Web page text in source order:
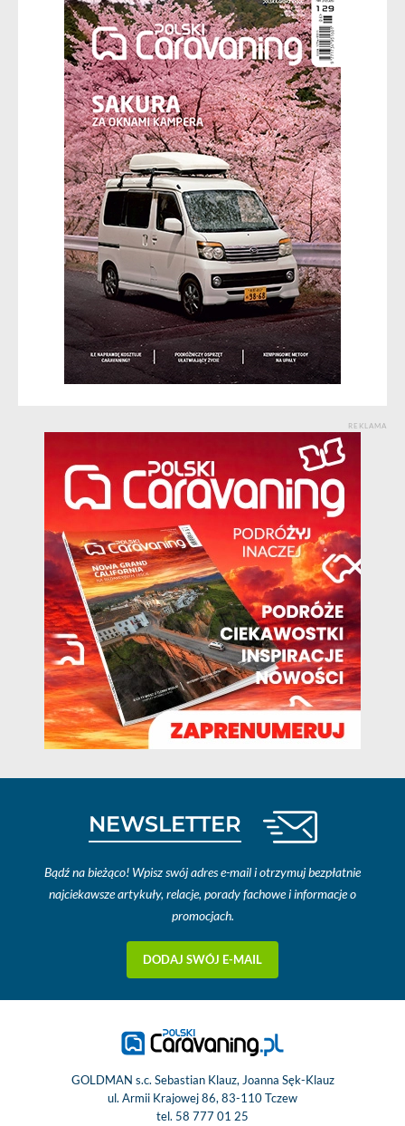
REKLAMA
NEWSLETTER
Bądź na bieżąco! Wpisz swój adres e-mail i otrzymuj bezpłatnie
najciekawsze artykuły, relacje, porady fachowe i informacje o
promocjach.
DODAJ SWÓJ E-MAIL
GOLDMAN s.c. Sebastian Klauz, Joanna Sęk-Klauz
ul. Armii Krajowej 86, 83-110 Tczew
tel. 58 777 01 25